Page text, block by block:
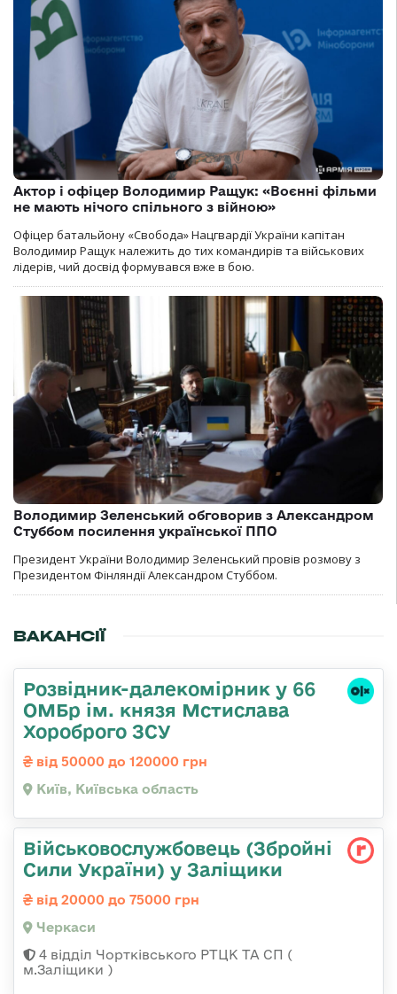
Актор і офіцер Володимир Ращук: «Воєнні фільми
не мають нічого спільного з війною»
Офіцер батальйону «Свобода» Нацгвардії України капітан
Володимир Ращук належить до тих командирів та військових
лідерів, чий досвід формувався вже в бою.
Володимир Зеленський обговорив з Александром
Стуббом посилення української ППО
Президент України Володимир Зеленський провів розмову з
Президентом Фінляндії Александром Стуббом.
ВАКАНСІЇ
Розвідник-далекомірник у 66
ОМБр ім. князя Мстислава
Хороброго ЗСУ
від 50000 до 120000 грн
Київ, Київська область
Військовослужбовець (Збройні
Сили України) у Заліщики
від 20000 до 75000 грн
Черкаси
4 відділ Чортківського РТЦК ТА СП (
м.Заліщики )